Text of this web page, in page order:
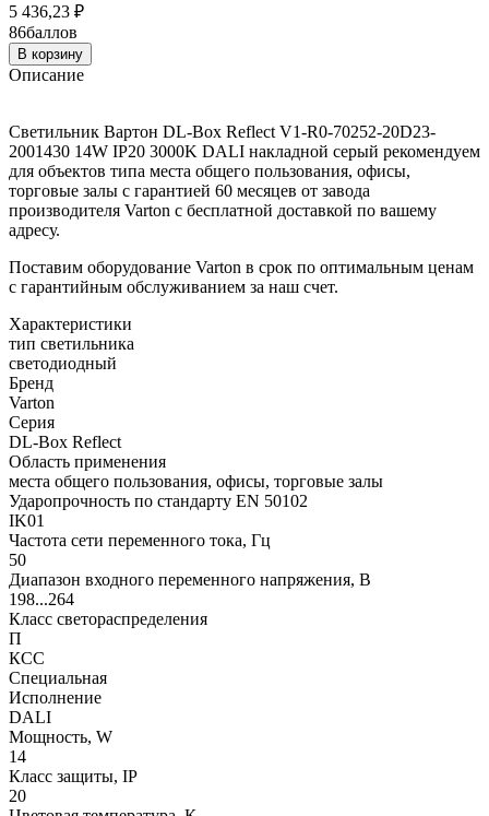
5 436,23 ₽
86баллов
В корзину
Описание
Светильник Вартон DL-Box Reflect V1-R0-70252-20D23-
2001430 14W IP20 3000K DALI накладной серый рекомендуем
для объектов типа места общего пользования, офисы,
торговые залы с гарантией 60 месяцев от завода
производителя Varton с бесплатной доставкой по вашему
адресу.
Поставим оборудование Varton в срок по оптимальным ценам
с гарантийным обслуживанием за наш счет.
Характеристики
тип светильника
светодиодный
Бренд
Varton
Серия
DL-Box Reflect
Область применения
места общего пользования, офисы, торговые залы
Ударопрочность по стандарту EN 50102
IK01
Частота сети переменного тока, Гц
50
Диапазон входного переменного напряжения, В
198...264
Класс светораспределения
П
КСС
Специальная
Исполнение
DALI
Мощность, W
14
Класс защиты, IP
20